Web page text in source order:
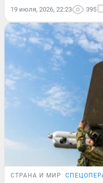
19 июля, 2026, 22:23 395
СТРАНА И МИР